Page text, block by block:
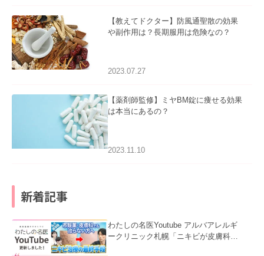
【教えてドクター】防風通聖散の効果
や副作用は？長期服用は危険なの？
2023.07.27
【薬剤師監修】ミヤBM錠に痩せる効果
は本当にあるの？
2023.11.10
新着記事
わたしの名医Youtube アルバアレルギ
ークリニック札幌「ニキビが皮膚科で